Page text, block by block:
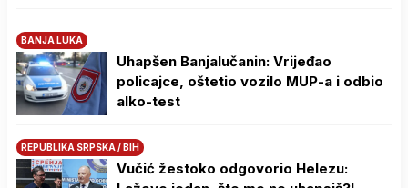
BANJA LUKA
Uhapšen Banjalučanin: Vrijeđao
policajce, oštetio vozilo MUP-a i odbio
alko-test
REPUBLIKA SRPSKA / BIH
Vučić žestoko odgovorio Helezu: